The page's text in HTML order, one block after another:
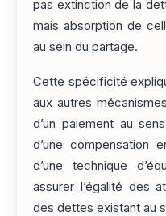
pas extinction de la
mais absorption de
au sein du partage.
Cette spécificité
aux autres
d’un paiement au
d’une compensation
d’une technique
assurer l’égalité des
des dettes existant au